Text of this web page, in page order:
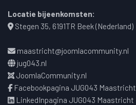
Locatie bijeenkomsten:
Stegen 35, 6191TR Beek (Nederland)
maastricht@joomlacommunity.nl
jug043.nl
JoomlaCommunity.nl
Facebookpagina JUG043 Maastricht
LinkedInpagina JUG043 Maastricht